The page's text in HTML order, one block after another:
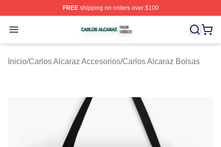
FREEshipping on orders over $100
Open menu
Carlos Alcaraz Shop ⚡️ Officially Licensed Carlos
Inicio/Carlos Alcaraz Accesorios/Carlos Alcaraz Bolsas